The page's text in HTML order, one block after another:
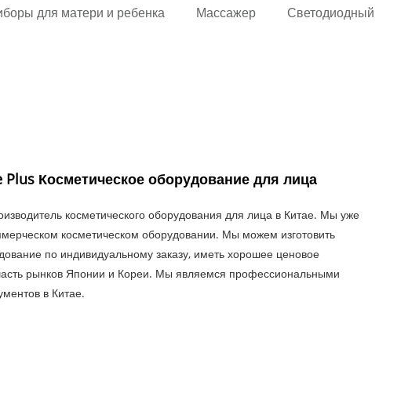
для матери и ребенка Массажер Светодиодный
Косметическое оборудование для лица
косметического оборудования для лица в Китае. Мы уже
косметическом оборудовании. Мы можем изготовить
по индивидуальному заказу, иметь хорошее ценовое
рынков Японии и Кореи. Мы являемся профессиональными
в Китае.